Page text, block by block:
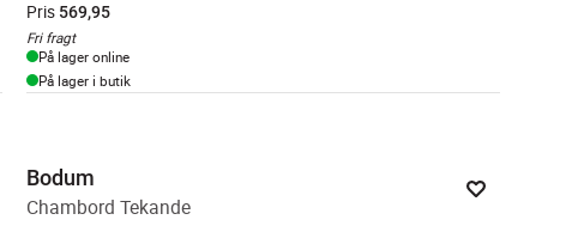
Pris 569,95
Fri fragt
På lager online
På lager i butik
Bodum
Chambord Tekande